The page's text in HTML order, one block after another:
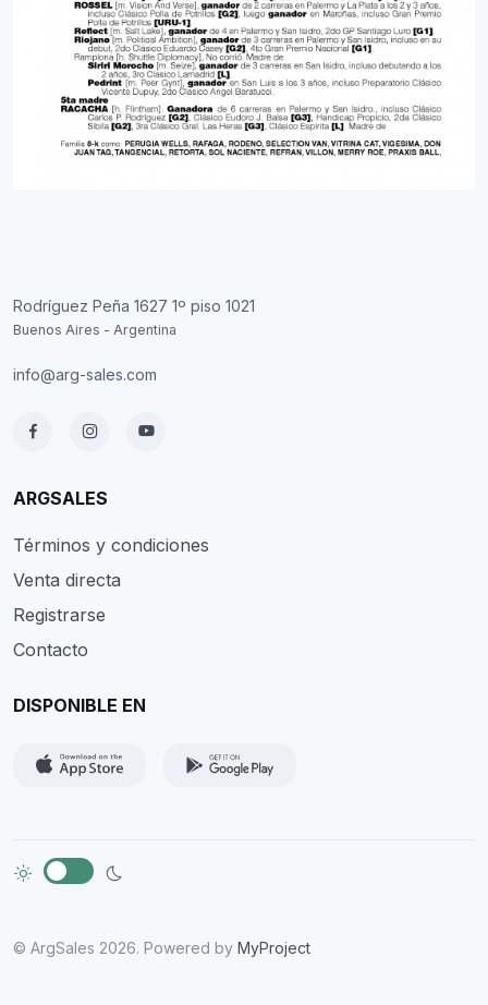
Rodríguez Peña 1627 1º piso 1021
Buenos Aires - Argentina
info@arg-sales.com
ARGSALES
Términos y condiciones
Venta directa
Registrarse
Contacto
DISPONIBLE EN
© ArgSales 2026. Powered by MyProject